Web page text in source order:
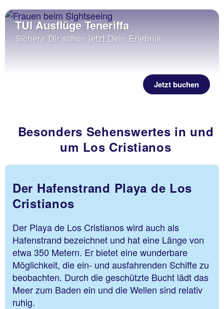
TUI Ausflüge Teneriffa
Sichere Dir schon jetzt Dein Erlebnis
Jetzt buchen
Besonders Sehenswertes in und
um Los Cristianos
Der Hafenstrand Playa de Los
Cristianos
Der Playa de Los Cristianos wird auch als
Hafenstrand bezeichnet und hat eine Länge von
etwa 350 Metern. Er bietet eine wunderbare
Möglichkeit, die ein- und ausfahrenden Schiffe zu
beobachten. Durch die geschützte Bucht lädt das
Meer zum Baden ein und die Wellen sind relativ
ruhig.